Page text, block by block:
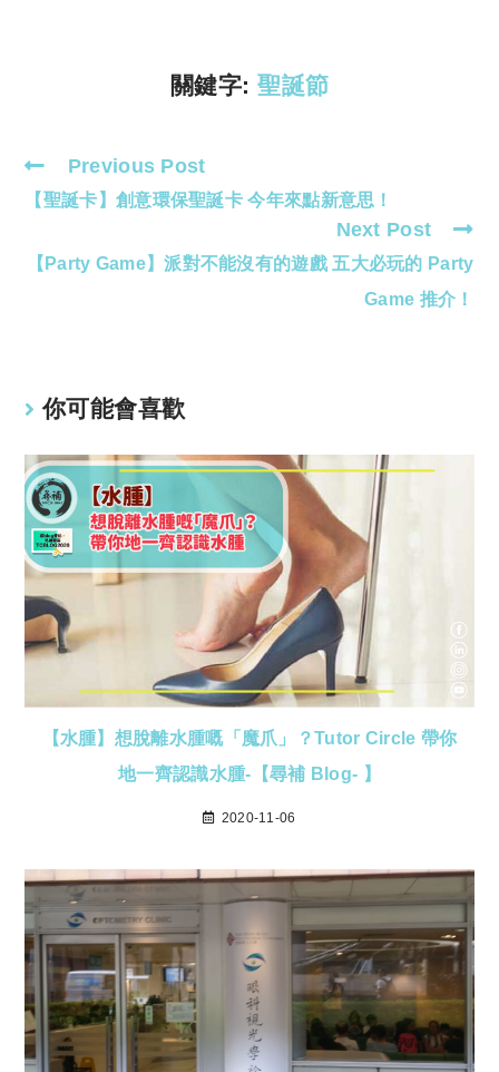
關鍵字: 聖誕節
Read
more
Previous Post
【聖誕卡】創意環保聖誕卡 今年來點新意思！
Next Post
【Party Game】派對不能沒有的遊戲 五大必玩的 Party
Game 推介！
你可能會喜歡
【水腫】想脫離水腫嘅「魔爪」？Tutor Circle 帶你
地一齊認識水腫-【尋補 Blog- 】
2020-11-06